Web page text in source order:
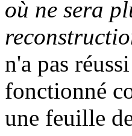
où ne sera
n'a pas
fonctionné
une feuille